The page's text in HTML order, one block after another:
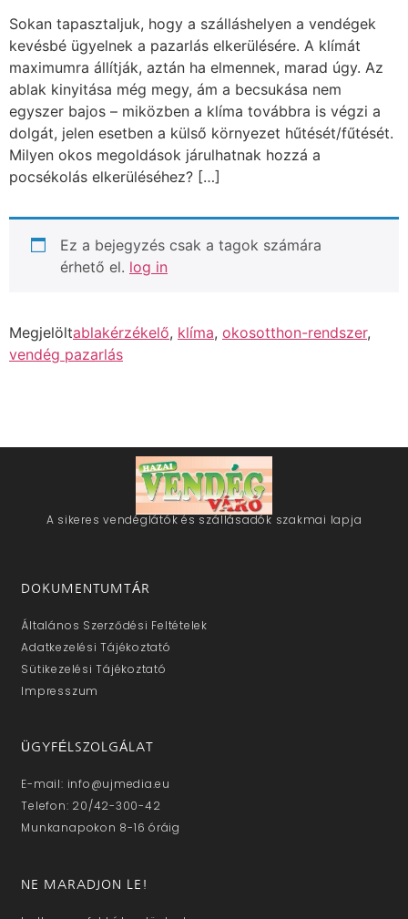
Sokan tapasztaljuk, hogy a szálláshelyen a vendégek
kevésbé ügyelnek a pazarlás elkerülésére. A klímát
maximumra állítják, aztán ha elmennek, marad úgy. Az
ablak kinyitása még megy, ám a becsukása nem
egyszer bajos – miközben a klíma továbbra is végzi a
dolgát, jelen esetben a külső környezet hűtését/fűtését.
Milyen okos megoldások járulhatnak hozzá a
pocsékolás elkerüléséhez? […]
Ez a bejegyzés csak a tagok számára
érhető el. log in
Megjelöltablakérzékelő, klíma, okosotthon-rendszer,
vendég pazarlás
A sikeres vendéglátók és szállásadók szakmai lapja
DOKUMENTUMTÁR
Általános Szerződési Feltételek
Adatkezelési Tájékoztató
Sütikezelési Tájékoztató
Impresszum
ÜGYFÉLSZOLGÁLAT
E-mail: info@ujmedia.eu
Telefon: 20/42-300-42
Munkanapokon 8-16 óráig
NE MARADJON LE!